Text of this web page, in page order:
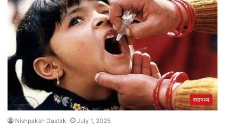
स्वास्थ्य
Nishpaksh Dastak July 1, 2025